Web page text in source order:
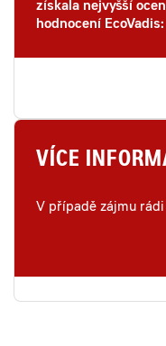
získala nejvyšší
hodnocení
VÍCE
V případě zájmu